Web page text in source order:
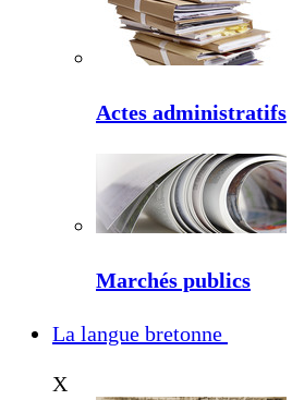
Actes administratifs
Marchés publics
La langue bretonne
X